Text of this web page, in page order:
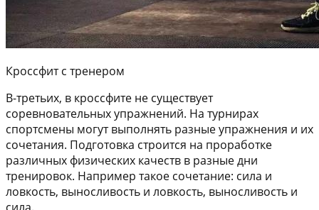
Кроссфит с тренером
В-третьих, в кроссфите не существует
соревновательных упражнений. На турнирах
спортсмены могут выполнять разные упражнения и их
сочетания. Подготовка строится на проработке
различных физических качеств в разные дни
тренировок. Например такое сочетание: сила и
ловкость, выносливость и ловкость, выносливость и